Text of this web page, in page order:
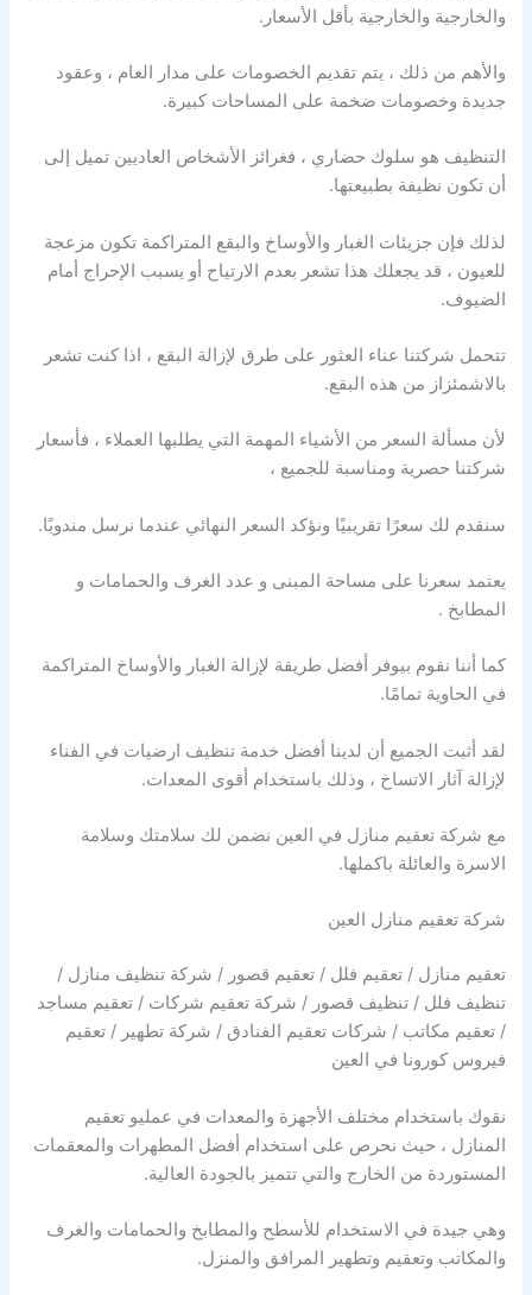
والخارجية والخارجية بأقل الأسعار.
والأهم من ذلك ، يتم تقديم الخصومات على مدار العام ، وعقود
جديدة وخصومات ضخمة على المساحات كبيرة.
التنظيف هو سلوك حضاري ، فغرائز الأشخاص العاديين تميل إلى
أن تكون نظيفة بطبيعتها.
لذلك فإن جزيئات الغبار والأوساخ والبقع المتراكمة تكون مزعجة
للعيون ، قد يجعلك هذا تشعر بعدم الارتياح أو يسبب الإحراج أمام
الضيوف.
تتحمل شركتنا عناء العثور على طرق لإزالة البقع ، اذا كنت تشعر
بالاشمئزاز من هذه البقع.
لأن مسألة السعر من الأشياء المهمة التي يطلبها العملاء ، فأسعار
شركتنا حصرية ومناسبة للجميع ،
سنقدم لك سعرًا تقريبيًا ونؤكد السعر النهائي عندما نرسل مندوبًا.
يعتمد سعرنا على مساحة المبنى و عدد الغرف والحمامات و
المطابخ .
كما أننا نقوم بيوفر أفضل طريقة لإزالة الغبار والأوساخ المتراكمة
في الحاوية تمامًا.
لقد أثبت الجميع أن لدينا أفضل خدمة تنظيف ارضيات في الفناء
لإزالة آثار الاتساخ ، وذلك باستخدام أقوى المعدات.
مع شركة تعقيم منازل في العين نضمن لك سلامتك وسلامة
الاسرة والعائلة باكملها.
شركة تعقيم منازل العين
تعقيم منازل / تعقيم فلل / تعقيم قصور / شركة تنظيف منازل /
تنظيف فلل / تنظيف قصور / شركة تعقيم شركات / تعقيم مساجد
/ تعقيم مكاتب / شركات تعقيم الفنادق / شركة تطهير / تعقيم
فيروس كورونا في العين
نقوك باستخدام مختلف الأجهزة والمعدات في عمليو تعقيم
المنازل ، حيث نحرص على استخدام أفضل المطهرات والمعقمات
المستوردة من الخارج والتي تتميز بالجودة العالية.
وهي جيدة في الاستخدام للأسطح والمطابخ والحمامات والغرف
والمكاتب وتعقيم وتطهير المرافق والمنزل.